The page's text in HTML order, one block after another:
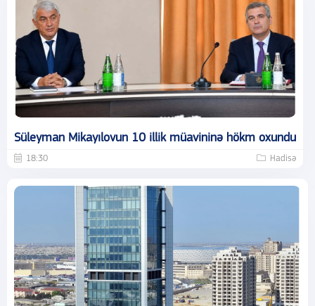
Süleyman Mikayılovun 10 illik müavininə hökm oxundu
18:30 Hadisə